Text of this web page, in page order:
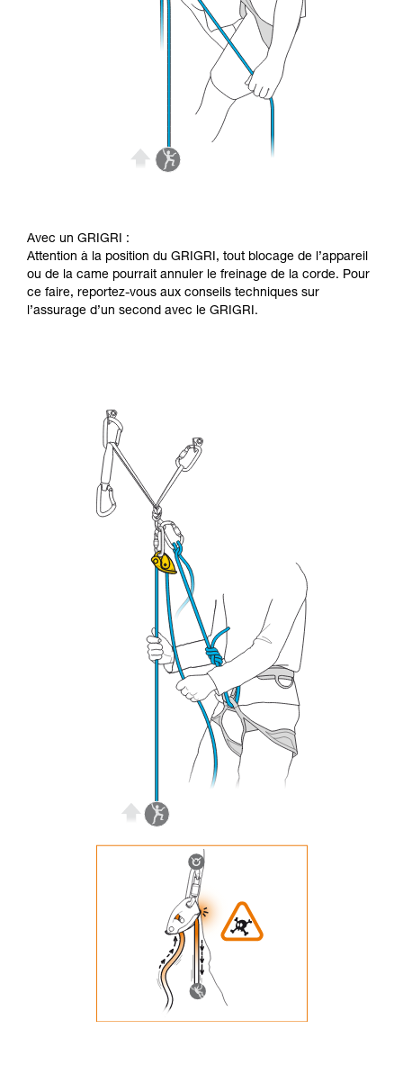
Avec un GRIGRI :
Attention à la position du GRIGRI, tout blocage de l’appareil
ou de la came pourrait annuler le freinage de la corde. Pour
ce faire, reportez-vous aux conseils techniques sur
l’assurage d’un second avec le GRIGRI.